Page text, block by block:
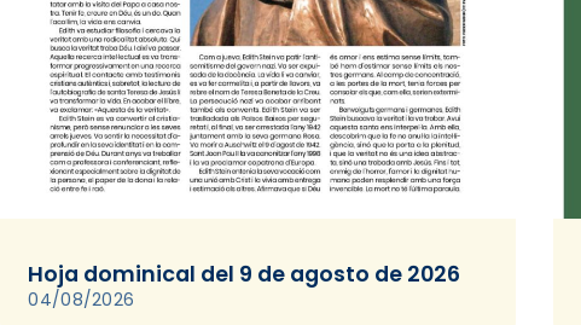
Hoja dominical del 9 de agosto de 2026
04/08/2026